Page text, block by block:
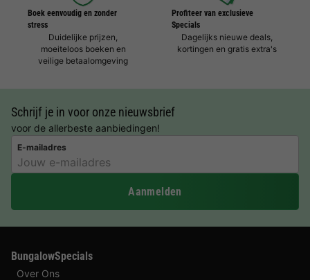
Boek eenvoudig en zonder
stress
Duidelijke prijzen,
moeiteloos boeken en
veilige betaalomgeving
Profiteer van exclusieve
Specials
Dagelijks nieuwe deals,
kortingen en gratis extra's
Schrijf je in voor onze nieuwsbrief
voor de allerbeste aanbiedingen!
E-mailadres
Aanmelden
BungalowSpecials
Over Ons